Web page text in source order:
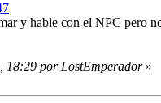
y hable con el NPC pero
18:29 por LostEmperador»